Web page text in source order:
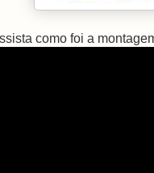
como foi a